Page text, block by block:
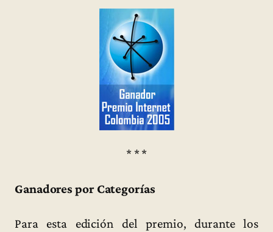
* * *
Ganadores por Categorías
Para esta edición del premio, durante los